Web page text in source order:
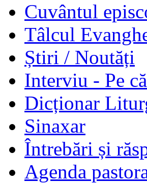
Cuvântul
Tâlcul
Știri / Noutăți
Interviu - Pe
Dicționar
Sinaxar
Întrebări și
Agenda